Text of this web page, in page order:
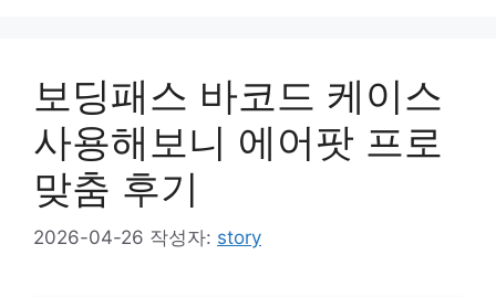
보딩패스 바코드 케이스
사용해보니 에어팟 프로
맞춤 후기
2026-04-26 작성자: story